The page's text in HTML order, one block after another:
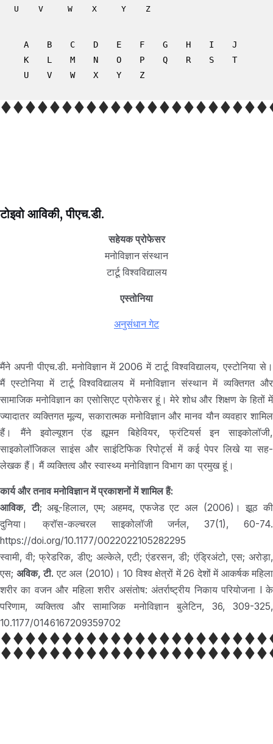
U V W X Y Z
A B C D E F G H I
J
K
L M N O P Q R S
T
U
V W X Y Z
टोइवो आविकी, पीएच.डी.
सहेयक प्रोफेसर
मनोविज्ञान संस्थान
टार्टू विश्वविद्यालय
एस्तोनिया
अनुसंधान गेट
मैंने अपनी पीएच.डी. मनोविज्ञान में 2006 में टार्टू विश्वविद्यालय, एस्टोनिया से।
मैं एस्टोनिया में टार्टू विश्वविद्यालय में मनोविज्ञान संस्थान में व्यक्तिगत और
सामाजिक मनोविज्ञान का एसोसिएट प्रोफेसर हूं। मेरे शोध और शिक्षण के हितों में
ज्यादातर व्यक्तिगत मूल्य, सकारात्मक मनोविज्ञान और मानव यौन व्यवहार शामिल
हैं। मैंने इवोल्यूशन एंड ह्यूमन बिहेवियर, फ्रंटियर्स इन साइकोलॉजी,
साइकोलॉजिकल साइंस और साइंटिफिक रिपोर्ट्स में कई पेपर लिखे या सह-
लेखक हैं। मैं व्यक्तित्व और स्वास्थ्य मनोविज्ञान विभाग का प्रमुख हूं।
कार्य और तनाव मनोविज्ञान में प्रकाशनों में शामिल हैं:
आविक, टी; अबू-हिलाल, एम; अहमद, एफजेड एट अल (2006)। झूठ की
दुनिया। क्रॉस-कल्चरल साइकोलॉजी जर्नल, 37(1), 60-74.
https://doi.org/10.1177/0022022105282295
स्वामी, वी; फ्रेडरिक, डीए; अल्केले, एटी; एंडरसन, डी; एंड्रिअंटो, एस; अरोड़ा,
एस; अविक, टी. एट अल (2010)। 10 विश्व क्षेत्रों में 26 देशों में आकर्षक महिला
शरीर का वजन और महिला शरीर असंतोष: अंतर्राष्ट्रीय निकाय परियोजना I के
परिणाम, व्यक्तित्व और सामाजिक मनोविज्ञान बुलेटिन, 36, 309-325,
10.1177/0146167209359702